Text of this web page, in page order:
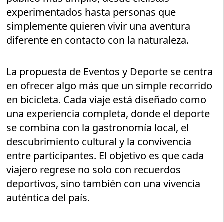
experimentados hasta personas que
simplemente quieren vivir una aventura
diferente en contacto con la naturaleza.
La propuesta de Eventos y Deporte se centra
en ofrecer algo más que un simple recorrido
en bicicleta. Cada viaje está diseñado como
una experiencia completa, donde el deporte
se combina con la gastronomía local, el
descubrimiento cultural y la convivencia
entre participantes. El objetivo es que cada
viajero regrese no solo con recuerdos
deportivos, sino también con una vivencia
auténtica del país.